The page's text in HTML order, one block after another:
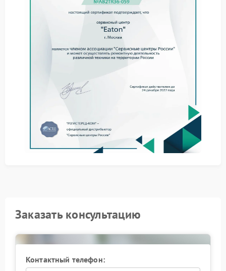
позволяющие точно оценить состояние крепежных
узлов и выявить скрытые смещения. Такой подход
помогает избежать дальнейших повреждений
смежных компонентов.
Ремонт Eaton предполагает замену ослабленных
заводским допускам. После работ устройство
проходит тестирование под нагрузкой.
надежной фиксации внутренних компонентов с
учетом конструктивных особенностей модели. Это
снижает риск повторных смещений и повышает
общую устойчивость оборудования.
Заказать консультацию
Контактный телефон: